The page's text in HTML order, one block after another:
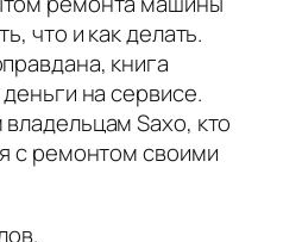
что и как делать.
книга
на сервисе.
Saxo, кто
с ремонтом своими